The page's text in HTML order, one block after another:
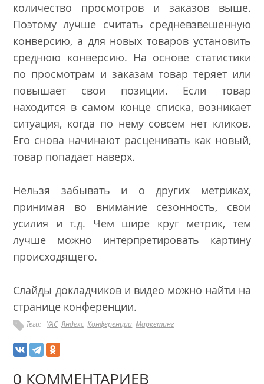
количество просмотров и заказов выше.
Поэтому лучше считать средневзвешенную
конверсию, а для новых товаров установить
среднюю конверсию. На основе статистики
по просмотрам и заказам товар теряет или
повышает свои позиции. Если товар
находится в самом конце списка, возникает
ситуация, когда по нему совсем нет кликов.
Его снова начинают расценивать как новый,
товар попадает наверх.
Нельзя забывать и о других метриках,
принимая во внимание сезонность, свои
усилия и т.д. Чем шире круг метрик, тем
лучше можно интерпретировать картину
происходящего.
Слайды докладчиков и видео можно найти на
странице конференции.
Теги: YAC Яндекс Конференции Маркетинг
0 КОММЕНТАРИЕВ